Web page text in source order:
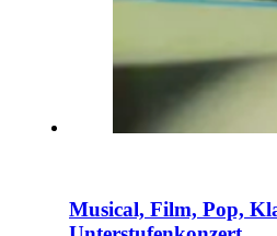
Musical, Film, Pop,